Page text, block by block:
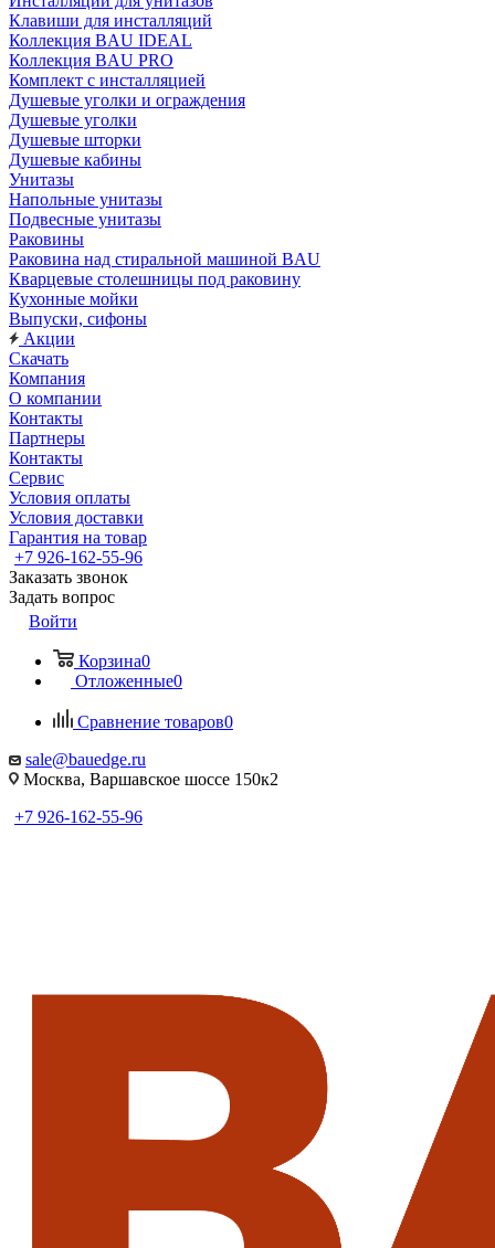
Клавиши для инсталляций
Коллекция BAU IDEAL
Коллекция BAU PRO
Комплект с инсталляцией
Душевые уголки и ограждения
Душевые уголки
Душевые шторки
Душевые кабины
Унитазы
Напольные унитазы
Подвесные унитазы
Раковины
Раковина над стиральной машиной BAU
Кварцевые столешницы под раковину
Кухонные мойки
Выпуски, сифоны
Акции
Скачать
Компания
О компании
Контакты
Партнеры
Контакты
Сервис
Условия оплаты
Условия доставки
Гарантия на товар
+7 926-162-55-96
Заказать звонок
Задать вопрос
Войти
Корзина0
Отложенные0
Сравнение товаров0
sale@bauedge.ru
Москва, Варшавское шоссе 150к2
+7 926-162-55-96